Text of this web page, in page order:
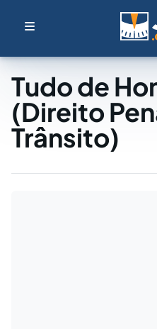
Tudo de
(Direito
Trânsito)